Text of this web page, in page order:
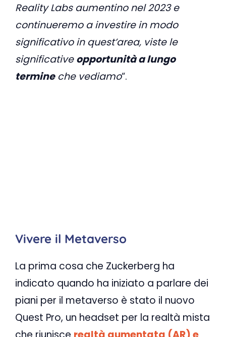
Reality Labs aumentino nel 2023 e
continueremo a investire in modo
significativo in quest’area, viste le
significativeopportunità a lungo
termineche vediamo“.
Vivere il Metaverso
La prima cosa che Zuckerberg ha
indicato quando ha iniziato a parlare dei
piani per il metaverso è stato il nuovo
Quest Pro, un headset per la realtà mista